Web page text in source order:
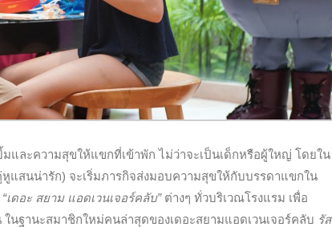
และความสุขให้แขกที่เข้าพัก ไม่ว่าจะเป็นเด็กหรือผู้ใหญ่ โดยใน
แสนน่ารัก) จะเริ่มภารกิจส่งมอบความสุขให้กับบรรดาแขกใน
“เดอะ สยาม แอดเวนเจอร์คลับ”ต่างๆ ทั่วบริเวณโรงแรม เพื่อ
ฐานะสมาชิกใหม่คนล่าสุดของเดอะสยามแอดเวนเจอร์คลับ รัส